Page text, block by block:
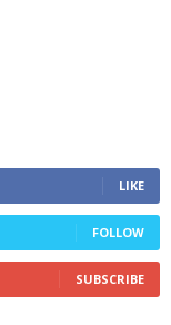
LIKE
FOLLOW
SUBSCRIBE